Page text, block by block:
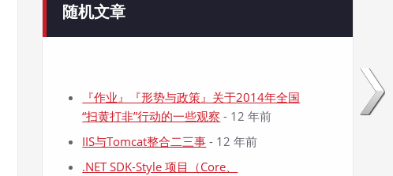
随机文章
『作业』『形势与政策』关于2014年全国
“扫黄打非”行动的一些观察 - 12 年前
IIS与Tomcat整合二三事 - 12 年前
.NET SDK-Style 项目（Core、